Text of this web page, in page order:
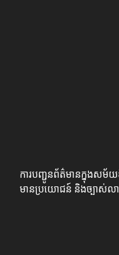
ការបញ្ជូនព័ត៌មានក្នុងសម័យ
មានប្រយោជន៍ និងច្បាស់ល